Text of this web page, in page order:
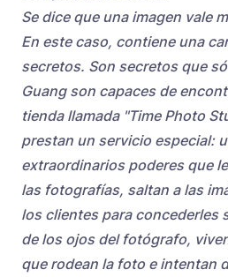
Se dice que una imagen vale
En este caso, contiene una
secretos. Son secretos que
Guang son capaces de
tienda llamada "Time Photo
prestan un servicio especial:
extraordinarios poderes que
las fotografías, saltan a las
los clientes para concederles
de los ojos del fotógrafo,
que rodean la foto e intentan